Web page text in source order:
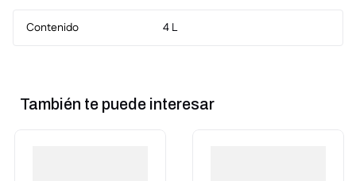
Contenido 4 L
También te puede interesar